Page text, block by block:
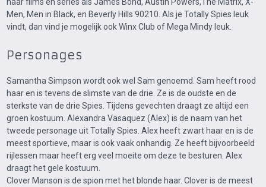
Men, Men in Black, en Beverly Hills 90210. Als je Totally Spies leuk
vindt, dan vind je mogelijk ook Winx Club of Mega Mindy leuk.
Personages
Samantha Simpson wordt ook wel Sam genoemd. Sam heeft rood
haar en is tevens de slimste van de drie. Ze is de oudste en de
sterkste van de drie Spies. Tijdens gevechten draagt ze altijd een
groen kostuum. Alexandra Vasaquez (Alex) is de naam van het
tweede personage uit Totally Spies. Alex heeft zwart haar en is de
meest sportieve, maar is ook vaak onhandig. Ze heeft bijvoorbeeld
rijlessen maar heeft erg veel moeite om deze te besturen. Alex
draagt het gele kostuum.
Clover Manson is de spion met het blonde haar. Clover is de meest